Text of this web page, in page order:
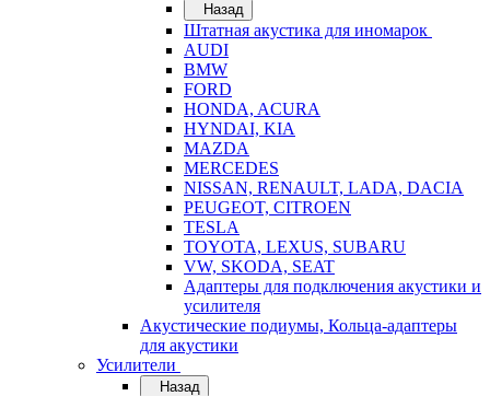
Назад
Штатная акустика для иномарок
AUDI
BMW
FORD
HONDA, ACURA
HYNDAI, KIA
MAZDA
MERCEDES
NISSAN, RENAULT, LADA, DACIA
PEUGEOT, CITROEN
TESLA
TOYOTA, LEXUS, SUBARU
VW, SKODA, SEAT
Адаптеры для подключения акустики и
усилителя
Акустические подиумы, Кольца-адаптеры
для акустики
Усилители
Назад